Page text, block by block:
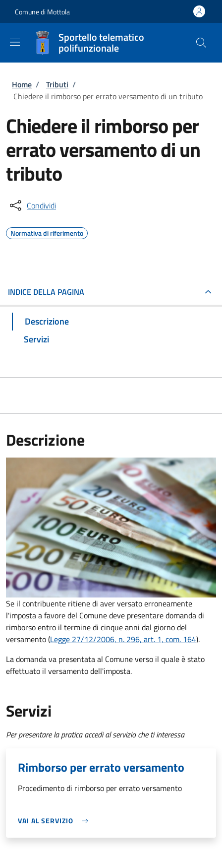
Comune di Mottola
Sportello telematico
polifunzionale
Briciole di pane
Home / Tributi /
Chiedere il rimborso per errato versamento di un tributo
Chiedere il rimborso per
errato versamento di un
tributo
Condividi
Normativa di riferimento
INDICE DELLA PAGINA
Descrizione
Servizi
Descrizione
Se il contribuente ritiene di aver versato erroneamente
l'imposta a favore del Comune deve presentare domanda di
rimborso entro il termine di cinque anni dal giorno del
versamento (Legge 27/12/2006, n. 296, art. 1, com. 164).
La domanda va presentata al Comune verso il quale è stato
effettuato il versamento dell'imposta.
Servizi
Per presentare la pratica accedi al servizio che ti interessa
Rimborso per errato versamento
Procedimento di rimborso per errato versamento
VAI AL SERVIZIO